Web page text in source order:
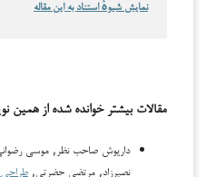
نمایش شیوهٔ استناد به این مقاله
مقالات بیشتر خوانده شده از همین
داریوش صاحب نظر, موسی
نصیرزاد, مرتضی حضرتی, طراحی